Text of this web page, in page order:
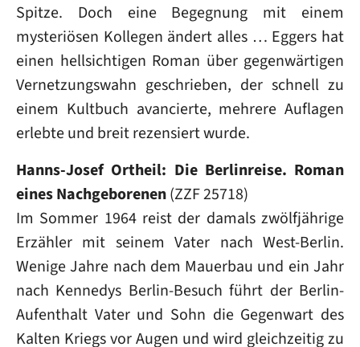
Spitze. Doch eine Begegnung mit einem
mysteriösen Kollegen ändert alles … Eggers hat
einen hellsichtigen Roman über gegenwärtigen
Vernetzungswahn geschrieben, der schnell zu
einem Kultbuch avancierte, mehrere Auflagen
erlebte und breit rezensiert wurde.
Hanns-Josef Ortheil: Die Berlinreise. Roman
eines Nachgeborenen(ZZF 25718)
Im Sommer 1964 reist der damals zwölfjährige
Erzähler mit seinem Vater nach West-Berlin.
Wenige Jahre nach dem Mauerbau und ein Jahr
nach Kennedys Berlin-Besuch führt der Berlin-
Aufenthalt Vater und Sohn die Gegenwart des
Kalten Kriegs vor Augen und wird gleichzeitig zu